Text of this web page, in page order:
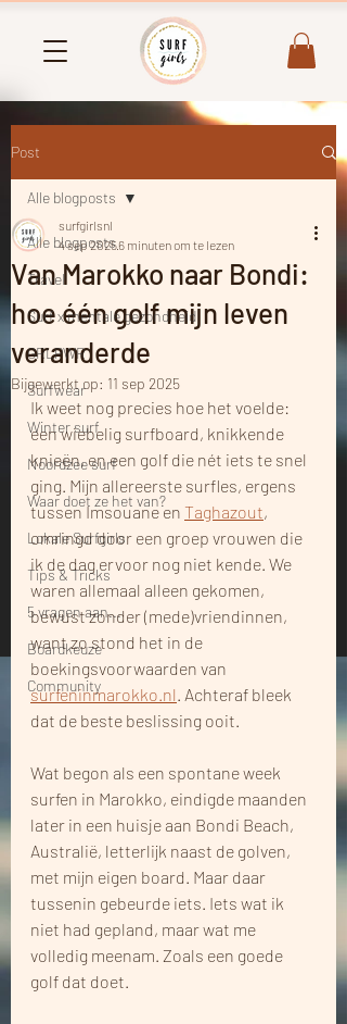
Post
Alle blogposts
Travel
Surf x mentale gezondheid
GRLPWR
Surfwear
Winter surf
Noordzee surf
Waar doet ze het van?
Lokale Surfgirls
Tips & Tricks
5 vragen aan...
Boardkeuze
Community
Alle blogposts
Van Marokko naar Bondi:
hoe één golf mijn leven
veranderde
surfgirlsnl
4 sep 20256 minuten om te lezen
Bijgewerkt op: 11 sep 2025
Ik weet nog precies hoe het voelde:
een wiebelig surfboard, knikkende
knieën, en een golf die nét iets te snel
ging. Mijn allereerste surfles, ergens
tussen Imsouane en Taghazout,
omringd door een groep vrouwen die
ik de dag ervoor nog niet kende. We
waren allemaal alleen gekomen,
bewust zonder (mede)vriendinnen,
want zo stond het in de
boekingsvoorwaarden van
surfeninmarokko.nl. Achteraf bleek
dat de beste beslissing ooit.
Wat begon als een spontane week
surfen in Marokko, eindigde maanden
later in een huisje aan Bondi Beach,
Australië, letterlijk naast de golven,
met mijn eigen board. Maar daar
tussenin gebeurde iets. Iets wat ik
niet had gepland, maar wat me
volledig meenam. Zoals een goede
golf dat doet.